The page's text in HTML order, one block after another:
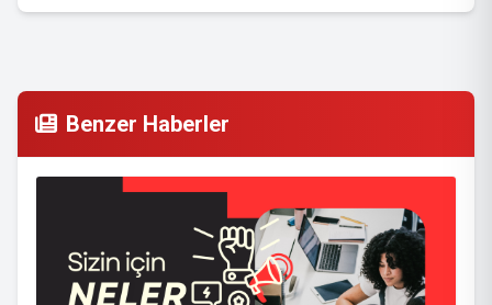
Benzer Haberler